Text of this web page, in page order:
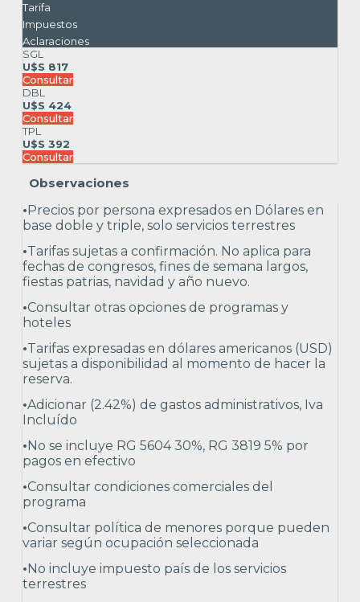
Tarifa
Impuestos
Aclaraciones
SGL
U$S 817
Consultar
DBL
U$S 424
Consultar
TPL
U$S 392
Consultar
Observaciones
• Precios por persona expresados en Dólares en
base doble y triple, solo servicios terrestres
•Tarifas sujetas a confirmación. No aplica para
fechas de congresos, fines de semana largos,
fiestas patrias, navidad y año nuevo.
•Consultar otras opciones de programas y
hoteles
•Tarifas expresadas en dólares americanos (USD)
sujetas a disponibilidad al momento de hacer la
reserva.
•Adicionar (2.42%) de gastos administrativos, Iva
Incluído
• No se incluye RG 5604 30%, RG 3819 5% por
pagos en efectivo
•Consultar condiciones comerciales del
programa
•Consultar política de menores porque pueden
variar según ocupación seleccionada
• No incluye impuesto país de los servicios
terrestres